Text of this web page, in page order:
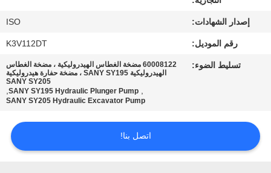
الموقع
PRIVACY
POLICY
إصدار الشهادات: ISO
رقم الموديل: K3V112DT
تسليط الضوء:
60008122 مضخة الغطاس الهيدروليكية ، مضخة الغطاس
الهيدروليكية SANY SY195 ، مضخة حفارة هيدروليكية
SANY SY205
,
SANY SY195 Hydraulic Plunger Pump
,
SANY SY205 Hydraulic Excavator Pump
اتصل بنا!